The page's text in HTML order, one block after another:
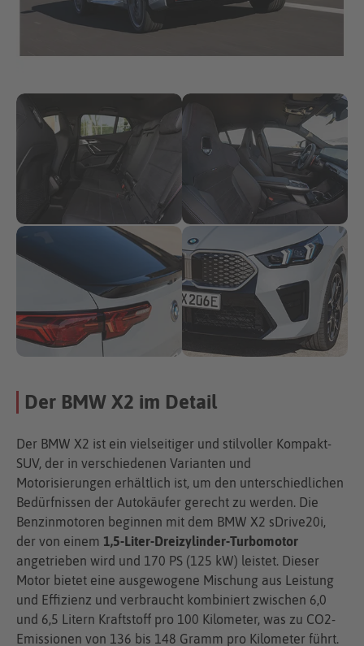
Der BMW X2 im Detail
Der BMW X2 ist ein vielseitiger und stilvoller Kompakt-
SUV, der in verschiedenen Varianten und
Motorisierungen erhältlich ist, um den unterschiedlichen
Bedürfnissen der Autokäufer gerecht zu werden. Die
Benzinmotoren beginnen mit dem BMW X2 sDrive20i,
der von einem 1,5-Liter-Dreizylinder-Turbomotor
angetrieben wird und 170 PS (125 kW) leistet. Dieser
Motor bietet eine ausgewogene Mischung aus Leistung
und Effizienz und verbraucht kombiniert zwischen 6,0
und 6,5 Litern Kraftstoff pro 100 Kilometer, was zu CO2-
Emissionen von 136 bis 148 Gramm pro Kilometer führt.